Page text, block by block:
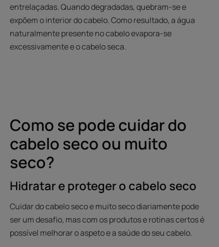
entrelaçadas. Quando degradadas, quebram-se e
expõem o interior do cabelo. Como resultado, a água
naturalmente presente no cabelo evapora-se
excessivamente e o cabelo seca.
Como se pode cuidar do
cabelo seco ou muito
seco?
Hidratar e proteger o cabelo seco
Cuidar do cabelo seco e muito seco diariamente pode
ser um desafio, mas com os produtos e rotinas certos é
possível melhorar o aspeto e a saúde do seu cabelo.